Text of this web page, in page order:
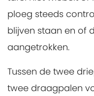
ploeg steeds
blijven staan en of
aangetrokken.
Tussen de twee
twee draagpalen